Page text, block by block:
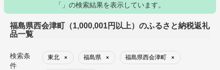
「」の検索結果を表示しています。
福島県西会津町（1,000,001円以上）のふるさと納税返礼
品一覧
検索条
件
東北 × 福島県 × 福島県西会津町 ×